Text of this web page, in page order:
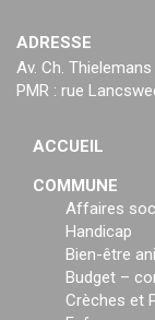
ADRESSE
Av. Ch. Thielemans
PMR : rue
ACCUEIL
COMMUNE
Affaires
Handicap
Bien-être
Budget –
Crèches et